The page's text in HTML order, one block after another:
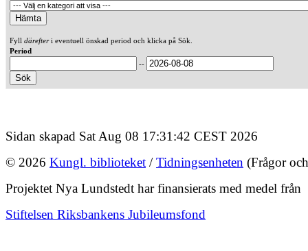
Fyll därefteri eventuell önskad period och klicka på Sök.
Period
--
Sidan skapad Sat Aug 08 17:31:42 CEST 2026
© 2026 Kungl. biblioteket /Tidningsenheten (Frågor
Projektet Nya Lundstedt har finansierats med medel från
Stiftelsen Riksbankens Jubileumsfond